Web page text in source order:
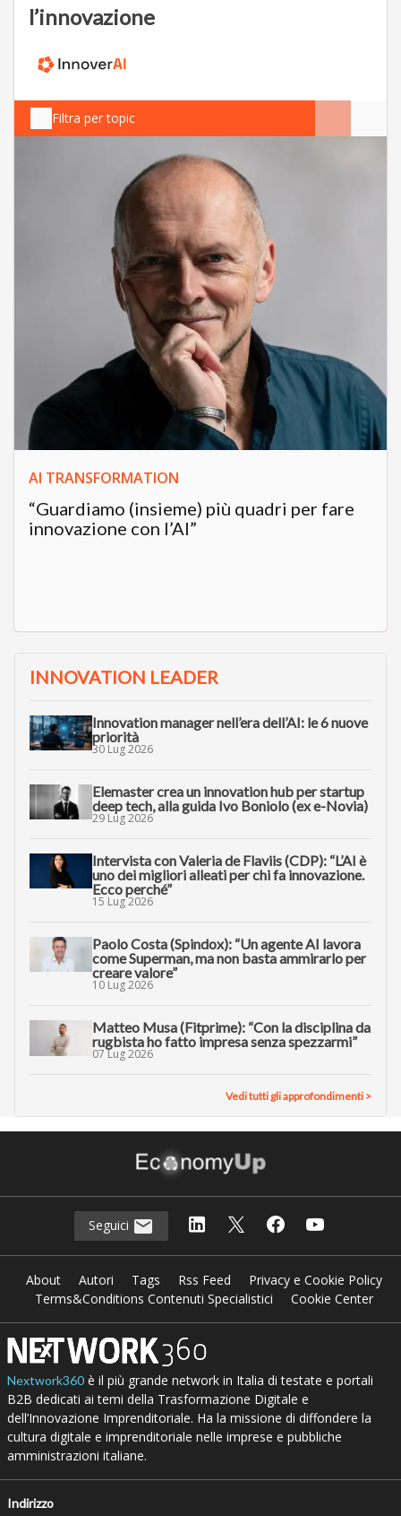
l’innovazione
Filtra per topic
AI TRANSFORMATION
“Guardiamo (insieme) più quadri per fare
innovazione con l’AI”
INNOVATION LEADER
Innovation manager nell’era dell’AI: le 6 nuove
priorità
30 Lug 2026
Elemaster crea un innovation hub per startup
deep tech, alla guida Ivo Boniolo (ex e-Novia)
29 Lug 2026
Intervista con Valeria de Flaviis (CDP): “L’AI è
uno dei migliori alleati per chi fa innovazione.
Ecco perché”
15 Lug 2026
Paolo Costa (Spindox): “Un agente AI lavora
come Superman, ma non basta ammirarlo per
creare valore”
10 Lug 2026
Matteo Musa (Fitprime): “Con la disciplina da
rugbista ho fatto impresa senza spezzarmi”
07 Lug 2026
Vedi tutti gli approfondimenti >
Seguici
About Autori Tags Rss Feed
Privacy e Cookie Policy
Terms&Conditions Contenuti Specialistici
Cookie Center
Nextwork360è il più grande network in Italia di testate e portali
B2B dedicati ai temi della Trasformazione Digitale e
dell’Innovazione Imprenditoriale. Ha la missione di diffondere la
cultura digitale e imprenditoriale nelle imprese e pubbliche
amministrazioni italiane.
Indirizzo